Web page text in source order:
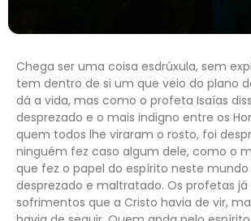
Chega ser uma coisa esdrúxula, sem
tem dentro de si um que veio do plano
dá a vida, mas como o profeta Isaías
desprezado e o mais indigno entre os
quem todos lhe viraram o rosto, foi
ninguém fez caso algum dele, como o
que fez o papel do espírito neste
desprezado e maltratado. Os profetas já
sofrimentos que a Cristo havia de vir,